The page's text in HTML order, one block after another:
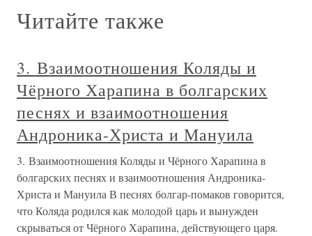
Читайте также
3. Взаимоотношения Коляды и
Чёрного Харапина в болгарских
песнях и взаимоотношения
Андроника-Христа и Мануила
3. Взаимоотношения Коляды и Чёрного Харапина в
болгарских песнях и взаимоотношения Андроника-
Христа и Мануила В песнях болгар-помаков говорится,
что Коляда родился как молодой царь и вынужден
скрываться от Чёрного Харапина, действующего царя.